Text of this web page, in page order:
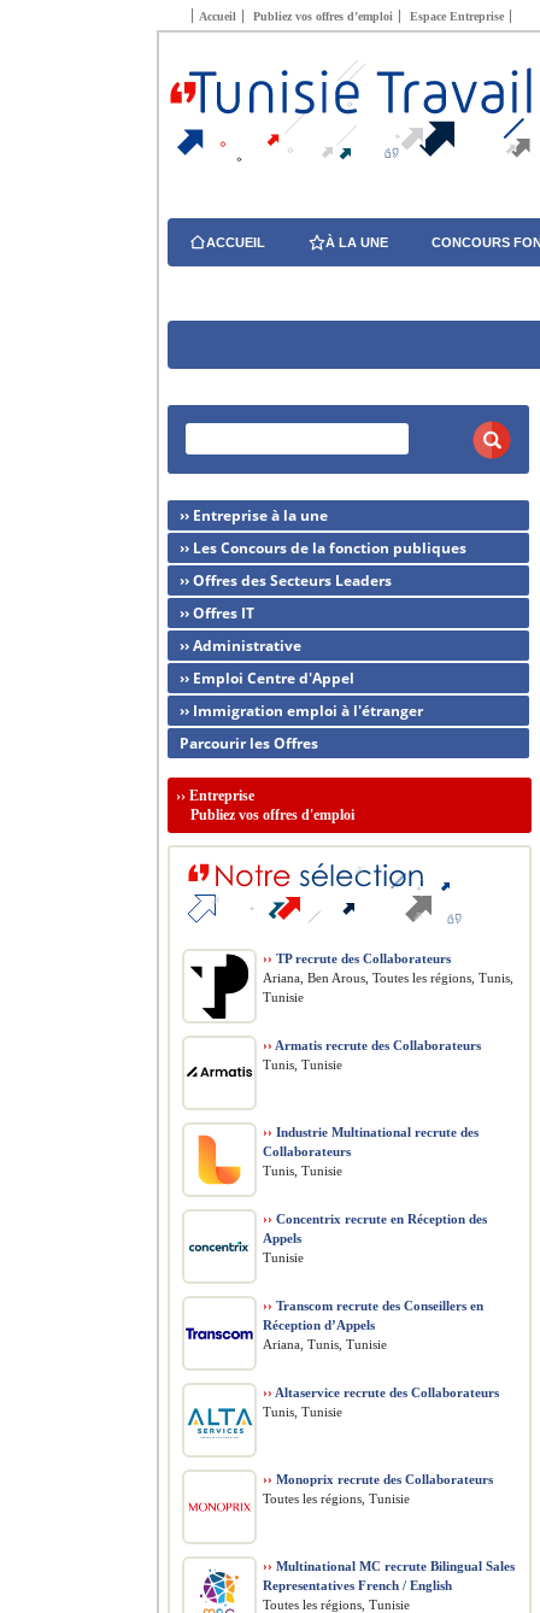
Accueil Publiez vos offres d’emploi Espace Entreprise
ACCUEIL À LA UNE CONCOURS
›› Entreprise à la une
›› Les Concours de la fonction publiques
›› Offres des Secteurs Leaders
›› Offres IT
›› Administrative
›› Emploi Centre d'Appel
›› Immigration emploi à l'étranger
Parcourir les Offres
›› Entreprise
Publiez vos offres d'emploi
›› TP recrute des Collaborateurs
Ariana, Ben Arous, Toutes les régions, Tunis,
Tunisie
›› Armatis recrute des Collaborateurs
Tunis, Tunisie
›› Industrie Multinational recrute des
Collaborateurs
Tunis, Tunisie
›› Concentrix recrute en Réception des
Appels
Tunisie
›› Transcom recrute des Conseillers en
Réception d’Appels
Ariana, Tunis, Tunisie
›› Altaservice recrute des Collaborateurs
Tunis, Tunisie
›› Monoprix recrute des Collaborateurs
Toutes les régions, Tunisie
›› Multinational MC recrute Bilingual Sales
Representatives French / English
Toutes les régions, Tunisie